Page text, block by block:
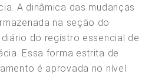
A dinâmica das mudanças
na seção do
do registro essencial de
Essa forma estrita de
é aprovada no nível